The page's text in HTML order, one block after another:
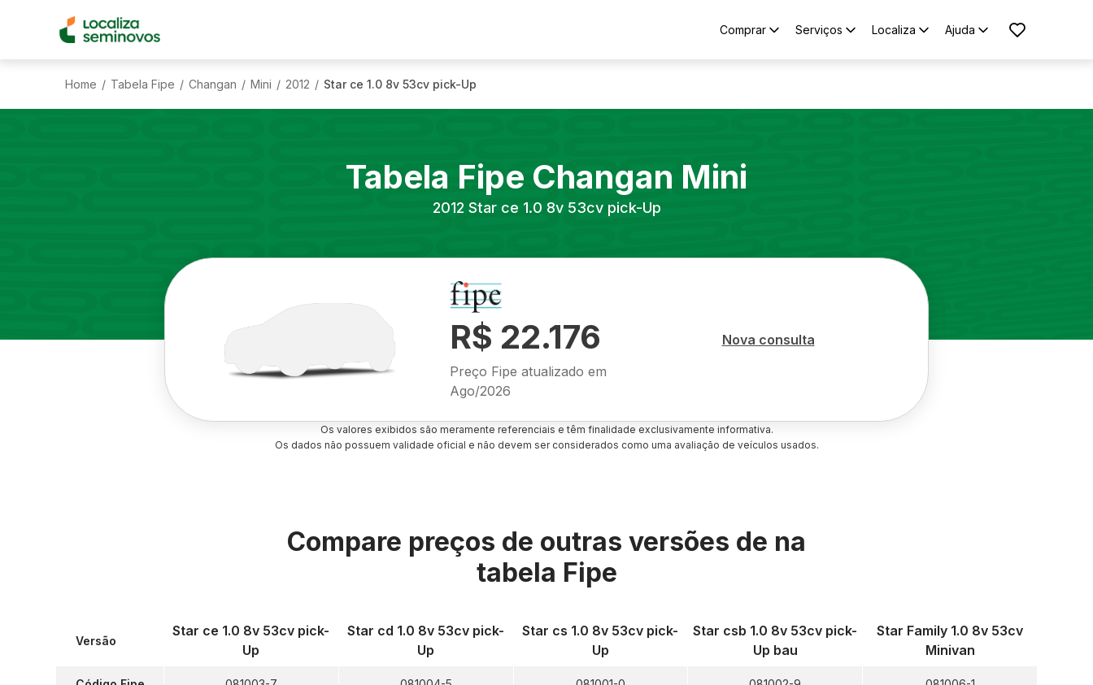
Comprar Serviços Localiza Ajuda
Home / Tabela Fipe / Changan / Mini / 2012 / Star ce 1.0 8v 53cv pick-Up
Tabela Fipe Changan Mini
2012 Star ce 1.0 8v 53cv pick-Up
R$ 22.176
Preço Fipe atualizado em
Ago/2026
Nova consulta
Os valores exibidos são meramente referenciais e têm finalidade exclusivamente informativa.
Os dados não possuem validade oficial e não devem ser considerados como uma avaliação de veículos usados.
Compare preços de outras versões de na
tabela Fipe
Versão
Star ce 1.0 8v 53cv pick-
Up
Star cd 1.0 8v 53cv pick-
Up
Star cs 1.0 8v 53cv pick-
Up
Star csb 1.0 8v 53cv pick-
Up bau
Star Family 1.0 8v 53cv
Minivan